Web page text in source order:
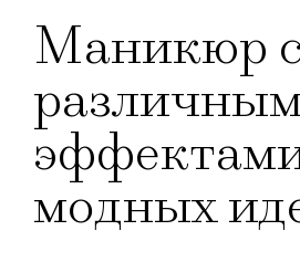
Маникюр
модных